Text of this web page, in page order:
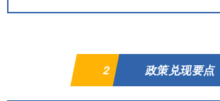
2 政策兑现要点